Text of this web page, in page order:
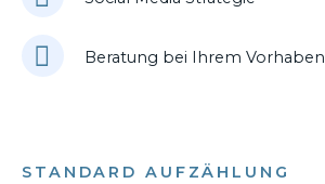
Beratung bei Ihrem Vorhaben
STANDARD AUFZÄHLUNG